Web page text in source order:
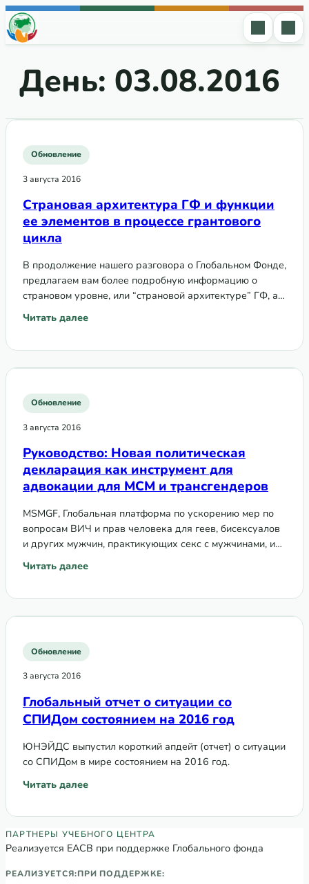
Перейти к содержимому
День: 03.08.2016
Обновление
3 августа 2016
Страновая архитектура ГФ и функции
ее элементов в процессе грантового
цикла
В продолжение нашего разговора о Глобальном Фонде,
предлагаем вам более подробную информацию о
страновом уровне, или “страновой архитектуре” ГФ, а
именно поговорим о том, что такое СКК, чем
отличаются…
Читать далее
: Страновая архитектура ГФ и функции ее элементов в
Обновление
3 августа 2016
Руководство: Новая политическая
декларация как инструмент для
адвокации для МСМ и трансгендеров
MSMGF, Глобальная платформа по ускорению мер по
вопросам ВИЧ и прав человека для геев, бисексуалов
и других мужчин, практикующих секс с мужчинами, и
ЕКОМ, подготовили руководство для адвокации…
Читать далее
: Руководство: Новая политическая декларация как
Обновление
3 августа 2016
Глобальный отчет о ситуации со
СПИДом состоянием на 2016 год
ЮНЭЙДС выпустил короткий апдейт (отчет) о ситуации
со СПИДом в мире состоянием на 2016 год.
Читать далее
: Глобальный отчет о ситуации со СПИДом состоянием
Партнеры Регионального учебного
ПАРТНЕРЫ УЧЕБНОГО ЦЕНТРА
Реализуется ЕАСВ при поддержке Глобального фонда
РЕАЛИЗУЕТСЯ:ПРИ ПОДДЕРЖКЕ: